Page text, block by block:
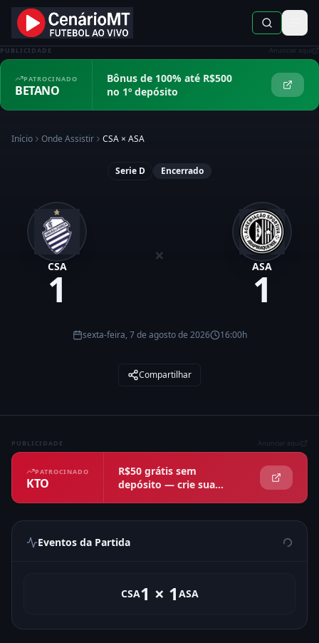
PUBLICIDADE Anunciar aqui
PATROCINADO
BETANO
Bônus de 100% até R$500
no 1º depósito
Início Onde Assistir CSA × ASA
Serie D Encerrado
CSA
1
× ASA
1
sexta-feira, 7 de agosto de 2026 16:00h
Compartilhar
PUBLICIDADE Anunciar aqui
PATROCINADO
KTO
R$50 grátis sem
depósito — crie sua
Eventos da Partida
CSA1 × 1 ASA